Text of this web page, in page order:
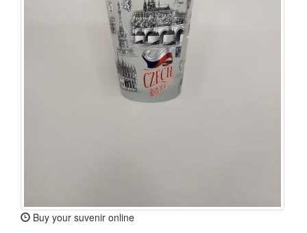
Buy your suvenir online